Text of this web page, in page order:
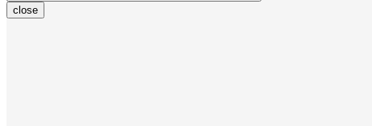
close